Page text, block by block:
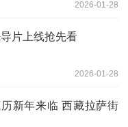
2026-01-28
片上线抢先看
2026-01-28
历新年来临 西藏拉萨街